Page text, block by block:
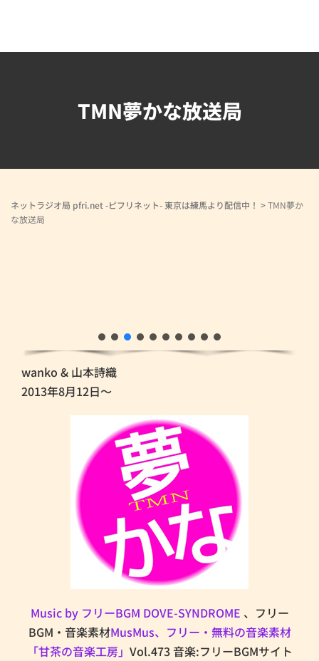
TMN夢かな放送局
ネットラジオ局 pfri.net -ピフリネット- 東京は練馬より配信中！ >TMN夢か
な放送局
wanko & 山本詩織
2013年8月12日～
Music by フリーBGM DOVE-SYNDROME 、フリー
BGM・音楽素材MusMus、 フリー・無料の音楽素材
「甘茶の音楽工房」 Vol.473 音楽:フリーBGMサイト